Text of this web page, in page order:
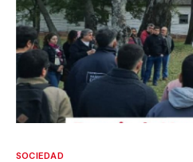
SOCIEDAD